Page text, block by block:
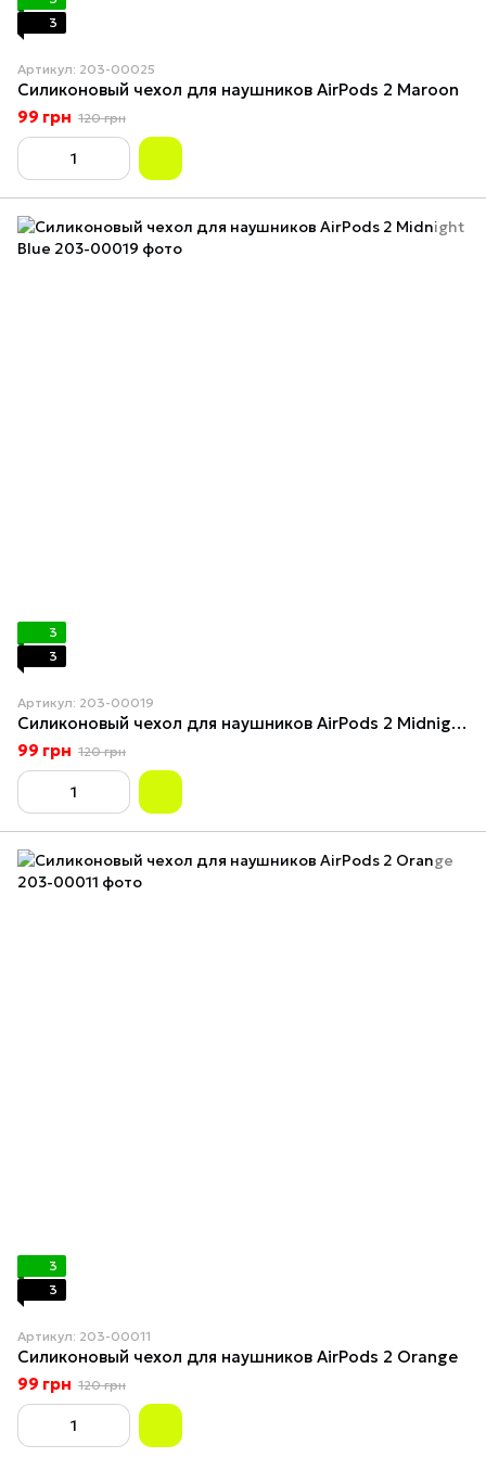
3
Артикул: 203-00025
Силиконовый чехол для наушников AirPods 2 Maroon
99 грн 120 грн
3
3
Артикул: 203-00019
Силиконовый чехол для наушников AirPods 2 Midnight Blue
99 грн 120 грн
3
3
Артикул: 203-00011
Силиконовый чехол для наушников AirPods 2 Orange
99 грн 120 грн